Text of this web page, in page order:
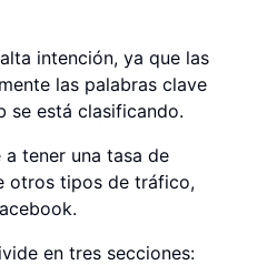
intención, ya que las
las palabras clave
se está clasificando.
tener una tasa de
otros tipos de tráfico,
en tres secciones: